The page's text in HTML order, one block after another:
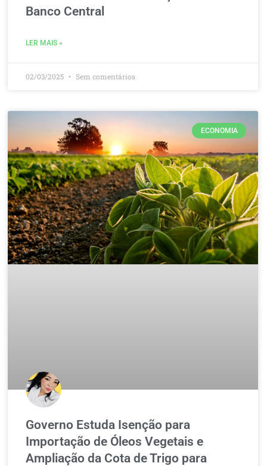
Banco Central
LER MAIS »
02/03/2025 Sem comentários
ECONOMIA
Governo Estuda Isenção para
Importação de Óleos Vegetais e
Ampliação da Cota de Trigo para